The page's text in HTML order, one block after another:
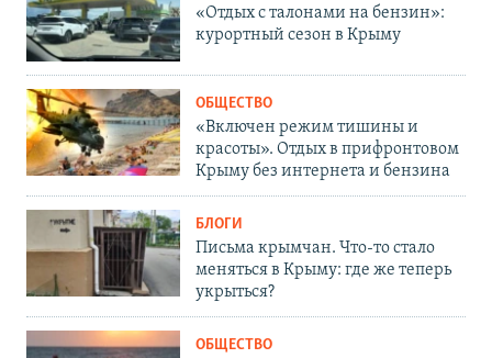
«Отдых с талонами на бензин»:
курортный сезон в Крыму
ОБЩЕСТВО
«Включен режим тишины и
красоты». Отдых в прифронтовом
Крыму без интернета и бензина
БЛОГИ
Письма крымчан. Что-то стало
меняться в Крыму: где же теперь
укрыться?
ОБЩЕСТВО